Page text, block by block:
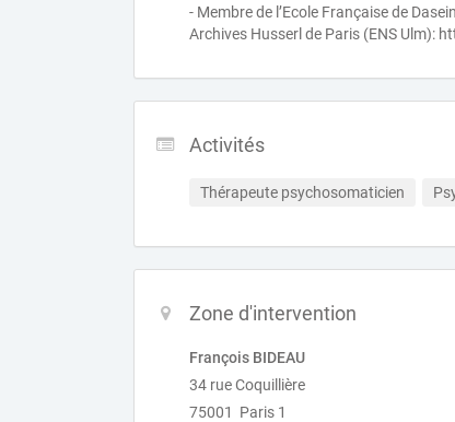
- Membre de l’Ecole Française de
Archives Husserl de Paris (ENS Ulm):
Activités
Thérapeute psychosomaticien
Zone d'intervention
François BIDEAU
34 rue Coquillière
75001 Paris 1